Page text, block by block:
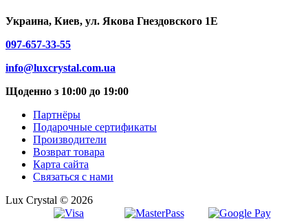
Украина, Киев, ул. Якова Гнездовского 1Е
097-657-33-55
info@luxcrystal.com.ua
Щоденно з 10:00 до 19:00
Партнёры
Подарочные сертификаты
Производители
Возврат товара
Карта сайта
Связаться с нами
Lux Crystal © 2026